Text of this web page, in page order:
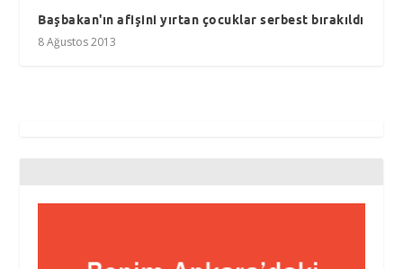
Başbakan'ın afişini yırtan çocuklar serbest bırakıldı
8 Ağustos 2013